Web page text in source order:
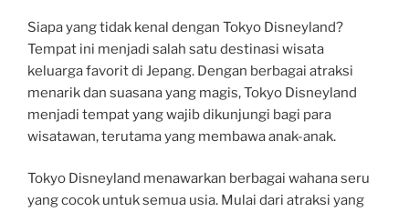
Siapa yang tidak kenal dengan Tokyo Disneyland?
Tempat ini menjadi salah satu destinasi wisata
keluarga favorit di Jepang. Dengan berbagai atraksi
menarik dan suasana yang magis, Tokyo Disneyland
menjadi tempat yang wajib dikunjungi bagi para
wisatawan, terutama yang membawa anak-anak.
Tokyo Disneyland menawarkan berbagai wahana seru
yang cocok untuk semua usia. Mulai dari atraksi yang